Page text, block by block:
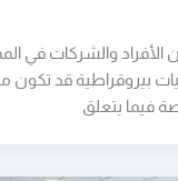
الأفراد والشركات في
بيروقراطية قد
فيما يتعلق